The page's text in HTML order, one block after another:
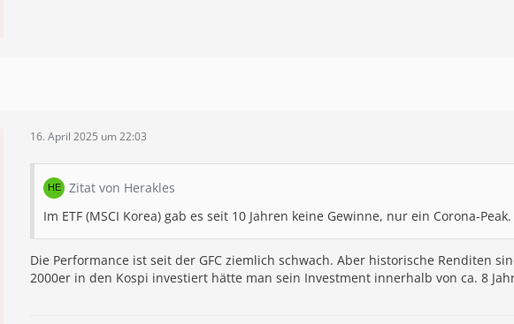
16. April 2025 um 22:03
Zitat von Herakles
Im ETF (MSCI Korea) gab es seit 10 Jahren keine Gewinne, nur ein Corona-Peak.
Die Performance ist seit der GFC ziemlich schwach. Aber historische Renditen
2000er in den Kospi investiert hätte man sein Investment innerhalb von ca. 8